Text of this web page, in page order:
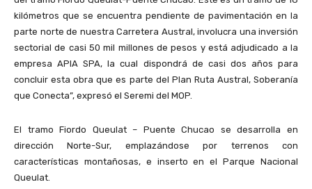
kilómetros que se encuentra pendiente de pavimentación en la
parte norte de nuestra Carretera Austral, involucra una inversión
sectorial de casi 50 mil millones de pesos y está adjudicado a la
empresa APIA SPA, la cual dispondrá de casi dos años para
concluir esta obra que es parte del Plan Ruta Austral, Soberanía
que Conecta”, expresó el Seremi del MOP.
El tramo Fiordo Queulat – Puente Chucao se desarrolla en
dirección Norte-Sur, emplazándose por terrenos con
características montañosas, e inserto en el Parque Nacional
Queulat.